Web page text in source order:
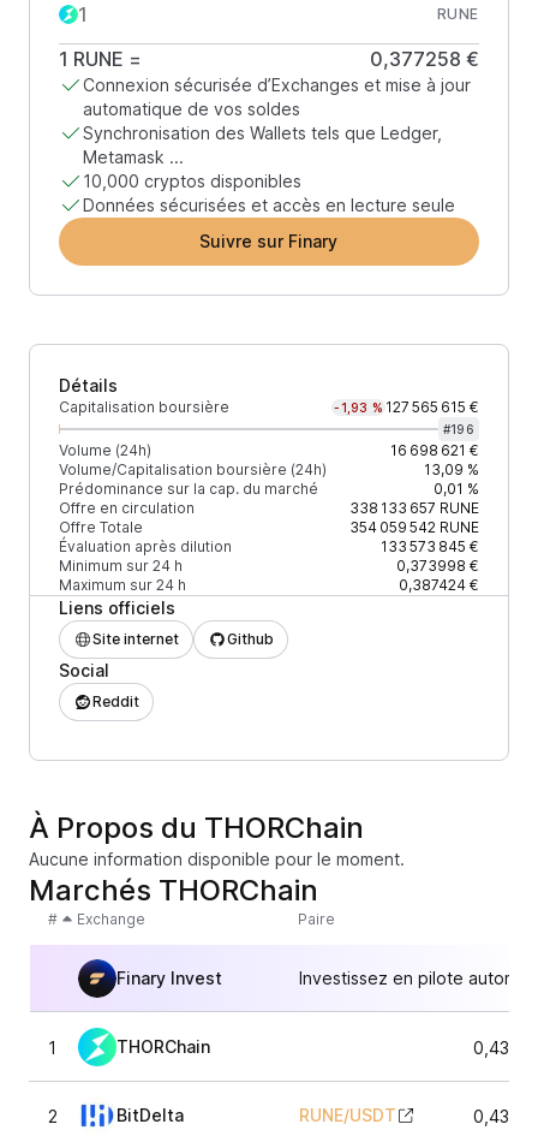
RUNE
1 RUNE = 0,377258 €
Connexion sécurisée d’Exchanges et mise à jour
automatique de vos soldes
Synchronisation des Wallets tels que Ledger,
Metamask ...
10,000 cryptos disponibles
Données sécurisées et accès en lecture seule
Suivre sur Finary
Détails
Capitalisation boursière -1,93 % 127 565 615 €
#196
Volume (24h)
16 698 621 €
Volume/Capitalisation boursière (24h)
13,09 %
Prédominance sur la cap. du marché
0,01 %
Offre en circulation
338 133 657 RUNE
Offre Totale
354 059 542RUNE
Évaluation après dilution
133 573 845 €
Minimum sur 24 h
0,373998 €
Maximum sur 24 h
0,387424 €
Liens officiels
Site internet Github
Social
Reddit
À Propos du THORChain
Aucune information disponible pour le moment.
Marchés THORChain
# Exchange Paire
Finary Invest Investissez en pilote
1 THORChain
2 BitDelta RUNE/USDT